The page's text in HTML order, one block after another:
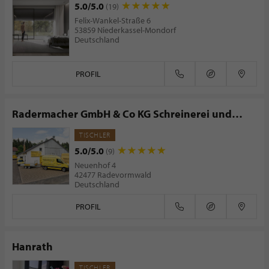
5.0/5.0 (19)
Felix-Wankel-Straße 6
53859 Niederkassel-Mondorf
Deutschland
PROFIL
Radermacher GmbH & Co KG Schreinerei und
BauelementeTISCHLER
5.0/5.0 (9)
Neuenhof 4
42477 Radevormwald
Deutschland
PROFIL
Hanrath